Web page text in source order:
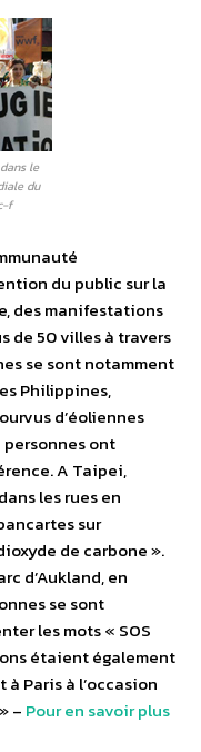
le
du
f
du public sur la
des manifestations
de 50 villes à travers
se sont notamment
Philippines,
d’éoliennes
ont
A Taipei,
les rues en
sur
de carbone ».
d’Aukland, en
se sont
les mots « SOS
étaient également
Paris à l’occasion
» – Pour en savoir plus